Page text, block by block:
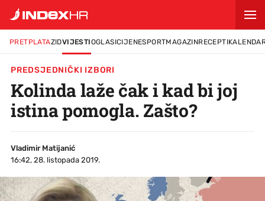
PRETPLATAZIDVIJESTIOGLASICIJENESPORTMAGAZINRECEPTI
PREDSJEDNIČKI IZBORI
Kolinda laže čak i kad bi joj
istina pomogla. Zašto?
Vladimir Matijanić
16:42, 28. listopada 2019.